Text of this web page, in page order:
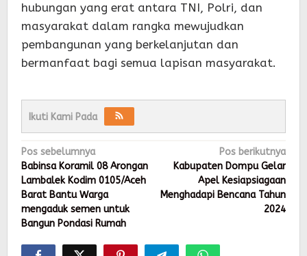
hubungan yang erat antara TNI, Polri, dan
masyarakat dalam rangka mewujudkan
pembangunan yang berkelanjutan dan
bermanfaat bagi semua lapisan masyarakat.
Ikuti Kami Pada
Navigasi
pos
Pos sebelumnya
Babinsa Koramil 08 Arongan
Lambalek Kodim 0105/Aceh
Barat Bantu Warga
mengaduk semen untuk
Bangun Pondasi Rumah
Pos berikutnya
Kabupaten Dompu Gelar
Apel Kesiapsiagaan
Menghadapi Bencana Tahun
2024